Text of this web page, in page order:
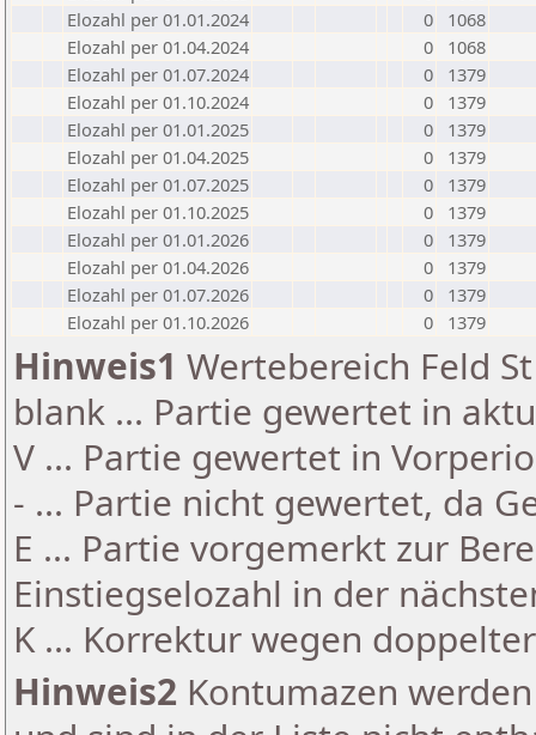
Elozahl per 01.01.2024
0
1068
Elozahl per 01.04.2024
0
1068
Elozahl per 01.07.2024
0
1379
Elozahl per 01.10.2024
0
1379
Elozahl per 01.01.2025
0
1379
Elozahl per 01.04.2025
0
1379
Elozahl per 01.07.2025
0
1379
Elozahl per 01.10.2025
0
1379
Elozahl per 01.01.2026
0
1379
Elozahl per 01.04.2026
0
1379
Elozahl per 01.07.2026
0
1379
Elozahl per 01.10.2026
0 1379
Hinweis1 Wertebereich Feld
blank ... Partie gewertet in
V ... Partie gewertet in
- ... Partie nicht gewertet, da
E ... Partie vorgemerkt zur
Einstiegselozahl in der
K ... Korrektur wegen
Hinweis2 Kontumazen